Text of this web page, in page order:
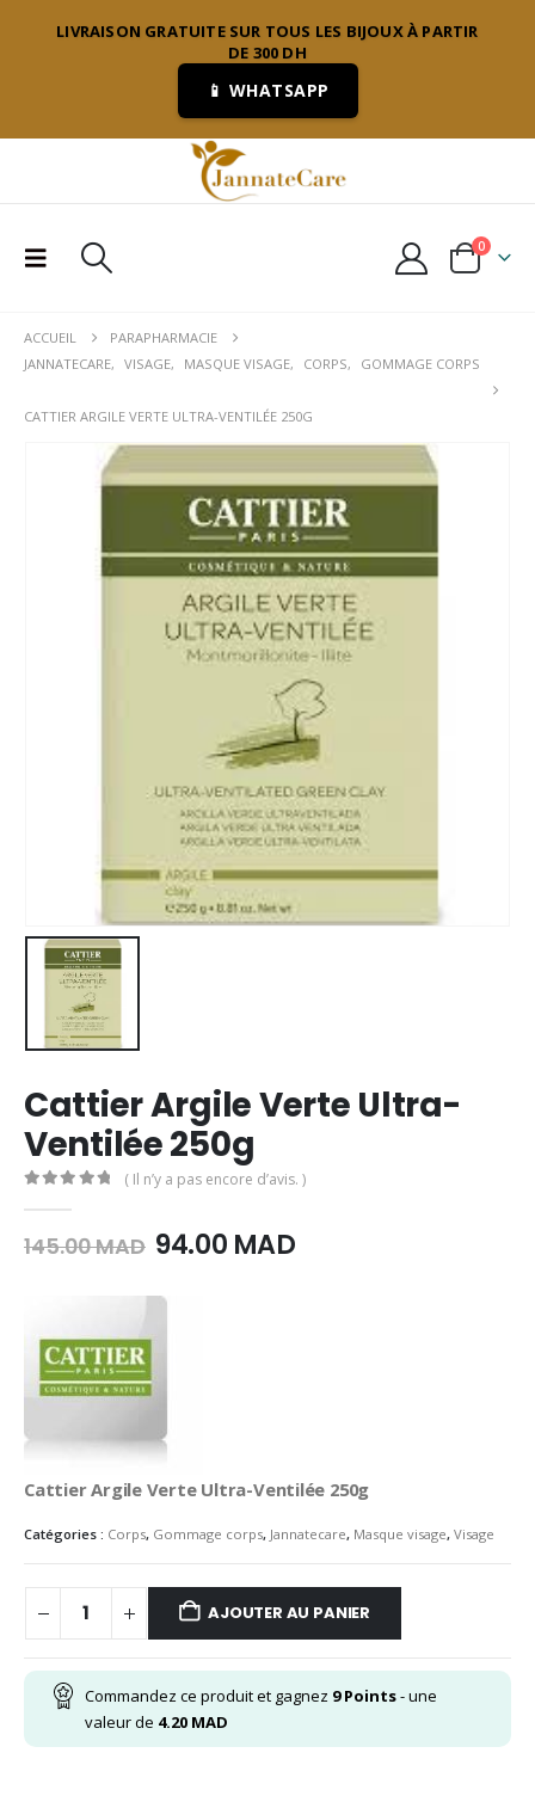
LIVRAISON GRATUITE SUR TOUS LES BIJOUX À PARTIR
DE 300 DH
📱 WHATSAPP
0
ACCUEIL
PARAPHARMACIE
JANNATECARE, VISAGE, MASQUE VISAGE, CORPS, GOMMAGE CORPS
CATTIER ARGILE VERTE ULTRA-VENTILÉE 250G
Cattier Argile Verte Ultra-
Ventilée 250g
( Il n’y a pas encore d’avis. )
145.00MAD Le
initial
145.00
MAD.
94.00 MADLe
Cattier Argile Verte Ultra-Ventilée 250g
Catégories : Corps, Gommage corps, Jannatecare, Masque visage, Visage
AJOUTER AU PANIER
Commandez ce produit et gagnez 9Points- une
valeur de 4.20 MAD